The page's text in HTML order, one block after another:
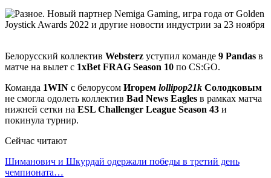
Белорусский коллектив Websterz уступил команде 9 Pandas в
матче на вылет с 1xBet FRAG Season 10 по CS:GO.
Команда 1WIN с белорусом Игорем lollipop21k Солодковым
не смогла одолеть коллектив Bad News Eagles в рамках матча
нижней сетки на ESL Challenger League Season 43 и
покинула турнир.
Сейчас читают
Шиманович и Шкурдай одержали победы в третий день
чемпионата…